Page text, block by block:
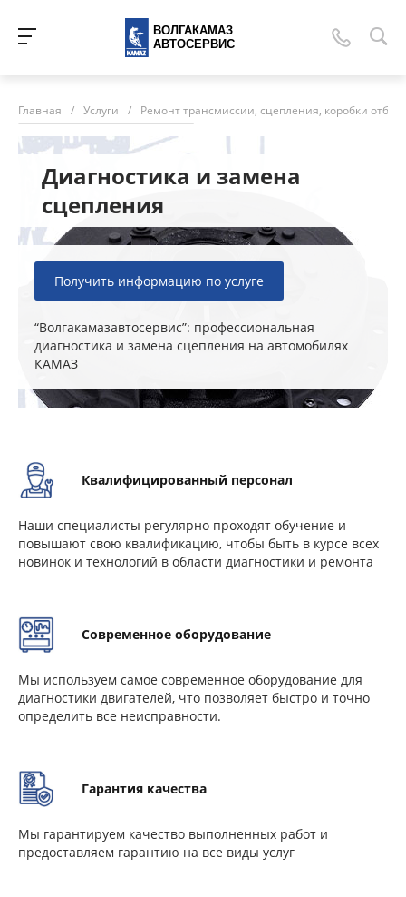
ВОЛГАКАМАЗ
АВТОСЕРВИС
Главная / Услуги / Ремонт трансмиссии, сцепления, коробки
Диагностика и замена
сцепления
Получить информацию по услуге
“Волгакамазавтосервис”: профессиональная
диагностика и замена сцепления на автомобилях
КАМАЗ
Квалифицированный персонал
Наши специалисты регулярно проходят обучение и
повышают свою квалификацию, чтобы быть в курсе всех
новинок и технологий в области диагностики и ремонта
Современное оборудование
Мы используем самое современное оборудование для
диагностики двигателей, что позволяет быстро и точно
определить все неисправности.
Гарантия качества
Мы гарантируем качество выполненных работ и
предоставляем гарантию на все виды услуг